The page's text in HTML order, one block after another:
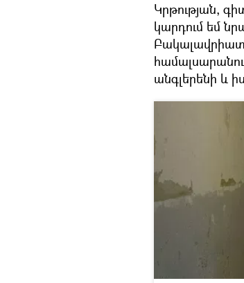
Կրթության,
կարդում եմ
անգլերենի և